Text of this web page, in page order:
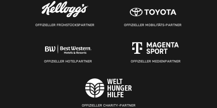
OFFIZIELLER FRÜHSTÜCKSPARTNER OFFIZIELLER MOBILITÄTS-PARTNER
OFFIZIELLER HOTELPARTNER OFFIZIELLER MEDIENPARTNER
OFFIZIELLER CHARITY-PARTNER